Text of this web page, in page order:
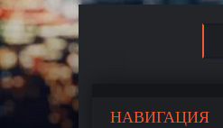
НАВИГАЦИЯ